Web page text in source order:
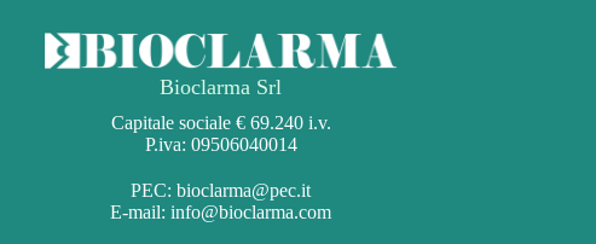
Bioclarma Srl
Capitale sociale € 69.240 i.v.
P.iva: 09506040014
PEC:bioclarma@pec.it
E-mail:info@bioclarma.com